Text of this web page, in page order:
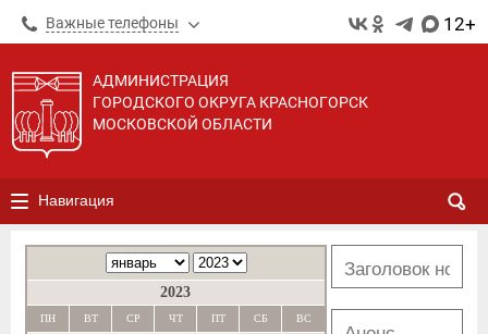
Важные телефоны 12+
АДМИНИСТРАЦИЯ
ГОРОДСКОГО ОКРУГА КРАСНОГОРСК
МОСКОВСКОЙ ОБЛАСТИ
Навигация
2023
ПН ВТ СР ЧТ ПТ СБ ВС